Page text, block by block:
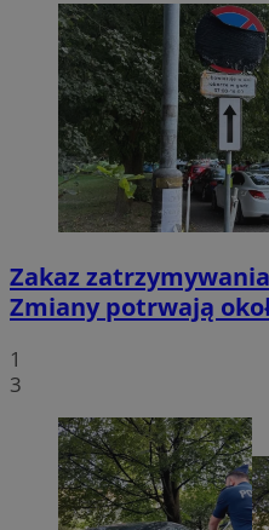
Zakaz
Zmiany potrwają
1
3